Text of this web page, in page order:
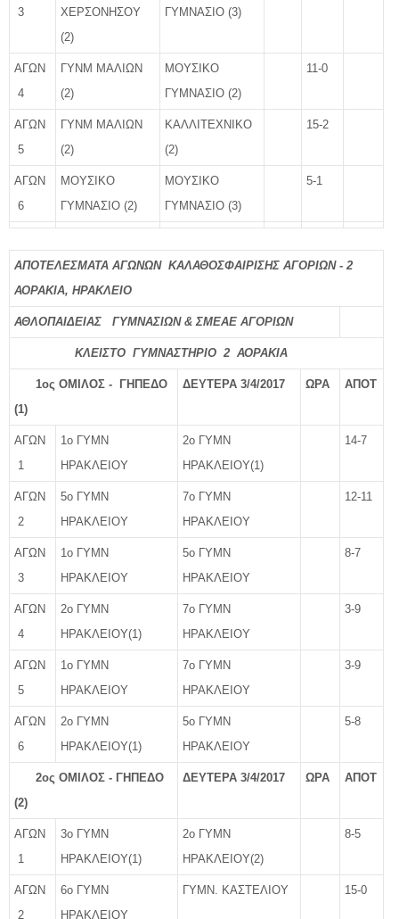
3
ΧΕΡΣΟΝΗΣΟΥ
(2)
ΓΥΜΝΑΣΙΟ (3)
ΑΓΩΝ
4
ΓΥΝΜ ΜΑΛΙΩΝ
(2)
ΜΟΥΣΙΚΟ
ΓΥΜΝΑΣΙΟ (2)
11-0
ΑΓΩΝ
5
ΓΥΝΜ ΜΑΛΙΩΝ
(2)
ΚΑΛΛΙΤΕΧΝΙΚΟ
(2)
15-2
ΑΓΩΝ
6
ΜΟΥΣΙΚΟ
ΓΥΜΝΑΣΙΟ (2)
ΜΟΥΣΙΚΟ
ΓΥΜΝΑΣΙΟ (3)
5-1
ΑΠΟΤΕΛΕΣΜΑΤΑ ΑΓΩΝΩΝ ΚΑΛΑΘΟΣΦΑΙΡΙΣΗΣ ΑΓΟΡΙΩΝ - 2
ΑΟΡΑΚΙΑ, ΗΡΑΚΛΕΙΟ
ΑΘΛΟΠΑΙΔΕΙΑΣ ΓΥΜΝΑΣΙΩΝ & ΣΜΕΑΕ ΑΓΟΡΙΩΝ
ΚΛΕΙΣΤΟ ΓΥΜΝΑΣΤΗΡΙΟ 2 ΑΟΡΑΚΙΑ
1ος ΟΜΙΛΟΣ - ΓΗΠΕΔΟ
(1)
ΔΕΥΤΕΡΑ 3/4/2017 ΩΡΑ ΑΠΟΤ
ΑΓΩΝ
1
1ο ΓΥΜΝ
ΗΡΑΚΛΕΙΟΥ
2ο ΓΥΜΝ
ΗΡΑΚΛΕΙΟΥ(1)
14-7
ΑΓΩΝ
2
5ο ΓΥΜΝ
ΗΡΑΚΛΕΙΟΥ
7ο ΓΥΜΝ
ΗΡΑΚΛΕΙΟΥ
12-11
ΑΓΩΝ
3
1ο ΓΥΜΝ
ΗΡΑΚΛΕΙΟΥ
5ο ΓΥΜΝ
ΗΡΑΚΛΕΙΟΥ
8-7
ΑΓΩΝ
4
2ο ΓΥΜΝ
ΗΡΑΚΛΕΙΟΥ(1)
7ο ΓΥΜΝ
ΗΡΑΚΛΕΙΟΥ
3-9
ΑΓΩΝ
5
1ο ΓΥΜΝ
ΗΡΑΚΛΕΙΟΥ
7ο ΓΥΜΝ
ΗΡΑΚΛΕΙΟΥ
3-9
ΑΓΩΝ
6
2ο ΓΥΜΝ
ΗΡΑΚΛΕΙΟΥ(1)
5ο ΓΥΜΝ
ΗΡΑΚΛΕΙΟΥ
5-8
2ος ΟΜΙΛΟΣ - ΓΗΠΕΔΟ
(2)
ΔΕΥΤΕΡΑ 3/4/2017 ΩΡΑ ΑΠΟΤ
ΑΓΩΝ
1
3ο ΓΥΜΝ
ΗΡΑΚΛΕΙΟΥ(1)
2ο ΓΥΜΝ
ΗΡΑΚΛΕΙΟΥ(2)
8-5
ΑΓΩΝ
2
6ο ΓΥΜΝ
ΗΡΑΚΛΕΙΟΥ
ΓΥΜΝ. ΚΑΣΤΕΛΙΟΥ 15-0